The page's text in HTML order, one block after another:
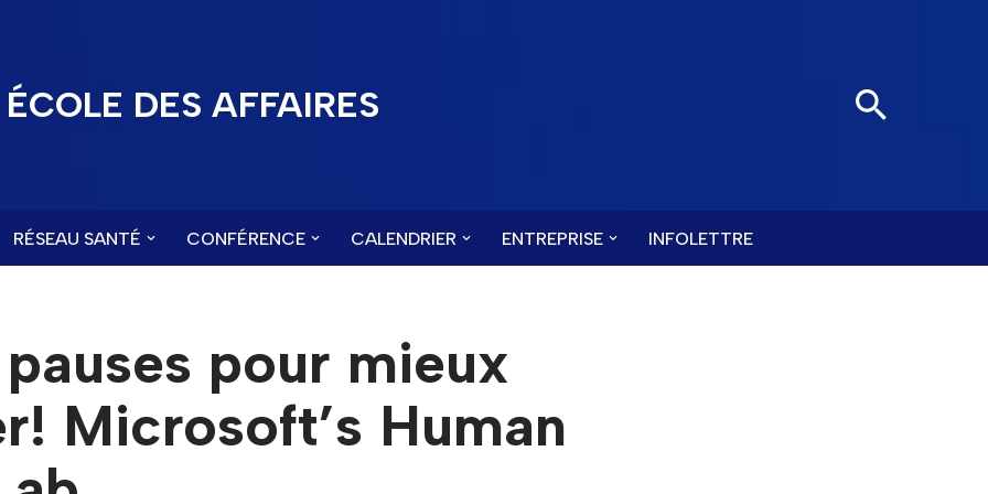
DES AFFAIRES
RÉSEAU SANTÉ CONFÉRENCE CALENDRIER ENTREPRISE INFOLETTRE
pour mieux
Microsoft’s Human